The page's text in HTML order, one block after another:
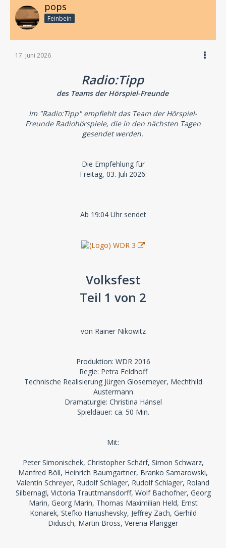
pops
Feinbein
17. Juni 2026
Radio:Tipp
des Teams der Hörspiel-Freunde
Im "Radio:Tipp" empfiehlt das Team der Hörspiel-
Freunde Radiohörspiele, die in den nächsten Tagen
gesendet werden.
Die Empfehlung für
Freitag, 03. Juli 2026:
Ab 19:04 Uhr sendet
Volksfest
Teil 1 von 2
von Rainer Nikowitz
Produktion: WDR 2016
Regie: Petra Feldhoff
Technische Realisierung Jürgen Glosemeyer, Mechthild
Austermann
Dramaturgie: Christina Hänsel
Spieldauer: ca. 50 Min.
Mit:
Peter Simonischek, Christopher Schärf, Simon Schwarz,
Manfred Böll, Heinrich Baumgartner, Branko Samarowski,
Valentin Schreyer, Rudolf Schlager, Rudolf Schlager, Roland
Silbernagl, Victoria Trauttmansdorff, Wolf Bachofner, Georg
Marin, Georg Marin, Thomas Maximilian Held, Ernst
Konarek, Stefko Hanushevsky, Jeffrey Zach, Gerhild
Didusch, Martin Bross, Verena Plangger